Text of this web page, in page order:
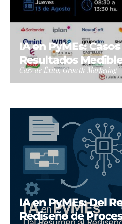
IA en PyMEs:
Resultados
Caso de Éxito, Growth Marketing
IA en PyMEs: Del
Rediseño de